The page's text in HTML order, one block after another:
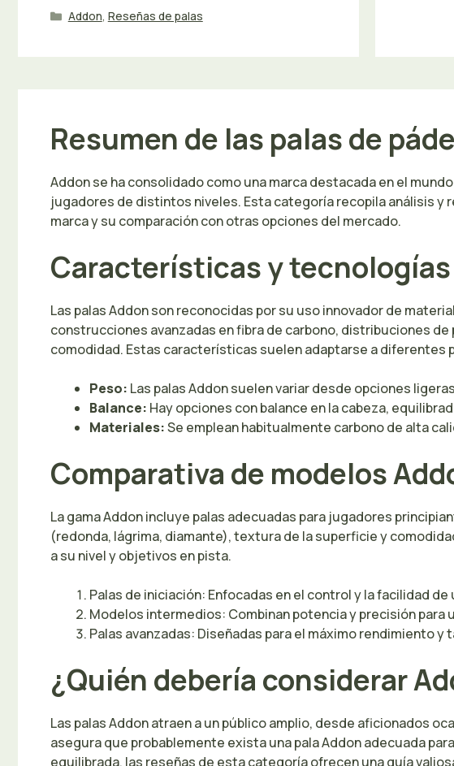
Categorías
Addon, Reseñas de palas
Resumen de las palas de
Addon se ha consolidado como una marca destacada en el
jugadores de distintos niveles. Esta categoría recopila análisis y
marca y su comparación con otras opciones del mercado.
Características y
Las palas Addon son reconocidas por su uso innovador de
construcciones avanzadas en fibra de carbono, distribuciones
comodidad. Estas características suelen adaptarse a
Peso: Las palas Addon suelen variar desde opciones
Balance: Hay opciones con balance en la cabeza,
Materiales:Se emplean habitualmente carbono de alta
Comparativa de modelos
La gama Addon incluye palas adecuadas para jugadores
(redonda, lágrima, diamante), textura de la superficie y
a su nivel y objetivos en pista.
Palas de iniciación: Enfocadas en el control y la facilidad de
Modelos intermedios: Combinan potencia y precisión para
Palas avanzadas: Diseñadas para el máximo rendimiento
¿Quién debería considerar
Las palas Addon atraen a un público amplio, desde aficionados
asegura que probablemente exista una pala Addon adecuada
equilibrada, las reseñas de esta categoría ofrecen una guía